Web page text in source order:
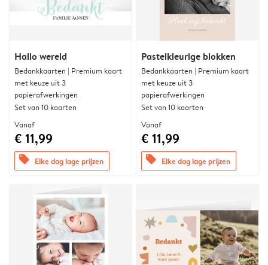
Hallo wereld
Bedankkaarten | Premium kaart
met keuze uit 3
papierafwerkingen
Set van 10 kaarten
Vanaf
€ 11,99
offers Elke dag lage prijzen
Pastelkleurige blokken
Bedankkaarten | Premium kaart
met keuze uit 3
papierafwerkingen
Set van 10 kaarten
Vanaf
€ 11,99
offers Elke dag lage prijzen